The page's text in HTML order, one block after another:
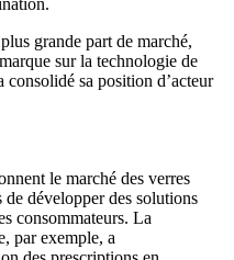
grande part de marché,
sur la technologie de
consolidé sa position d’acteur
le marché des verres
développer des solutions
consommateurs. La
par exemple, a